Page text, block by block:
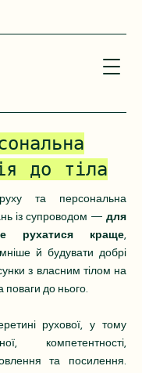
до тіла
та персональна
із супроводом — для
рухатися краще,
й будувати добрі
з власним тілом на
поваги до нього.
рухової, у тому
компетентності,
та посилення.